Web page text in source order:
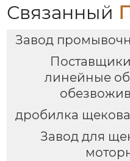
Связанный
Завод
линейные
дробилка
Завод для